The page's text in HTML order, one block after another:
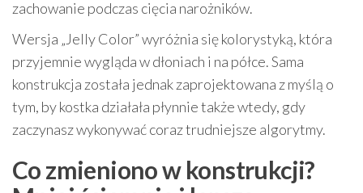
zachowanie podczas cięcia narożników.
Wersja „Jelly Color” wyróżnia się kolorystyką, która
przyjemnie wygląda w dłoniach i na półce. Sama
konstrukcja została jednak zaprojektowana z myślą o
tym, by kostka działała płynnie także wtedy, gdy
zaczynasz wykonywać coraz trudniejsze algorytmy.
Co zmieniono w konstrukcji?